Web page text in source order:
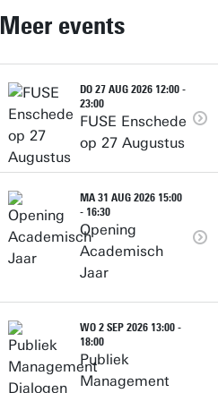
Meer events
DO 27 AUG 2026 12:00 -
23:00
FUSE Enschede
op 27 Augustus
MA 31 AUG 2026 15:00
- 16:30
Opening
Academisch
Jaar
WO 2 SEP 2026 13:00 -
18:00
Publiek
Management